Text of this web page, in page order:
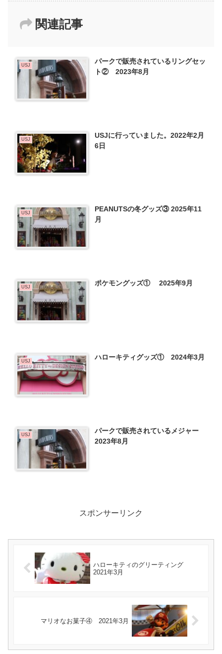
関連記事
USJ
パークで販売されているリングセッ
ト② 2023年8月
USJ
USJに行っていました。2022年2月
6日
USJ
PEANUTSの冬グッズ③ 2025年11
月
USJ ポケモングッズ① 2025年9月
USJ ハローキティグッズ① 2024年3月
USJ
パークで販売されているメジャー
2023年8月
スポンサーリンク
ハローキティのグリーティング
2021年3月
マリオなお菓子④ 2021年3月